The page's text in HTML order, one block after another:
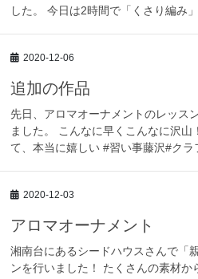
した。 今日は2時間で「くさり編み
2020-12-06
追加の作品
先日、アロマオーナメントのレッス
ました。 こんなに早くこんなに沢
て、本当に嬉しい #習い事藤沢#ク
2020-12-03
アロマオーナメント
湘南台にあるシードハウスさんで「
ンを行いました！ たくさんの素材